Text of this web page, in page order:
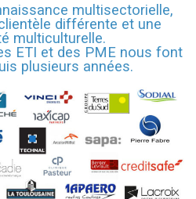
multisectorielle,
différente et une
multiculturelle.
ETI et des PME nous font
plusieurs années.